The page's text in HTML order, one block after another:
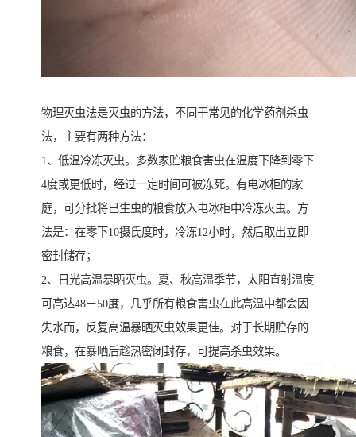
物理灭虫法是灭虫的方法，不同于常见的化学药剂杀虫
法，主要有两种方法：
1、低温冷冻灭虫。多数家贮粮食害虫在温度下降到零下
4度或更低时，经过一定时间可被冻死。有电冰柜的家
庭，可分批将已生虫的粮食放入电冰柜中冷冻灭虫。方
法是：在零下10摄氏度时，冷冻12小时，然后取出立即
密封储存；
2、日光高温暴晒灭虫。夏、秋高温季节，太阳直射温度
可高达48－50度，几乎所有粮食害虫在此高温中都会因
失水而，反复高温暴晒灭虫效果更佳。对于长期贮存的
粮食，在暴晒后趁热密闭封存，可提高杀虫效果。